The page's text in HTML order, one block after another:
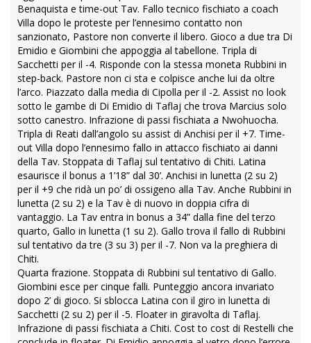
Benaquista e time-out Tav. Fallo tecnico fischiato a coach
Villa dopo le proteste per l’ennesimo contatto non
sanzionato, Pastore non converte il libero. Gioco a due tra Di
Emidio e Giombini che appoggia al tabellone. Tripla di
Sacchetti per il -4. Risponde con la stessa moneta Rubbini in
step-back. Pastore non ci sta e colpisce anche lui da oltre
l’arco. Piazzato dalla media di Cipolla per il -2. Assist no look
sotto le gambe di Di Emidio di Taflaj che trova Marcius solo
sotto canestro. Infrazione di passi fischiata a Nwohuocha.
Tripla di Reati dall’angolo su assist di Anchisi per il +7. Time-
out Villa dopo l’ennesimo fallo in attacco fischiato ai danni
della Tav. Stoppata di Taflaj sul tentativo di Chiti. Latina
esaurisce il bonus a 1’18” dal 30’. Anchisi in lunetta (2 su 2)
per il +9 che ridà un po’ di ossigeno alla Tav. Anche Rubbini in
lunetta (2 su 2) e la Tav è di nuovo in doppia cifra di
vantaggio. La Tav entra in bonus a 34” dalla fine del terzo
quarto, Gallo in lunetta (1 su 2). Gallo trova il fallo di Rubbini
sul tentativo da tre (3 su 3) per il -7. Non va la preghiera di
Chiti.
Quarta frazione. Stoppata di Rubbini sul tentativo di Gallo.
Giombini esce per cinque falli. Punteggio ancora invariato
dopo 2’ di gioco. Si sblocca Latina con il giro in lunetta di
Sacchetti (2 su 2) per il -5. Floater in giravolta di Taflaj.
Infrazione di passi fischiata a Chiti. Cost to cost di Restelli che